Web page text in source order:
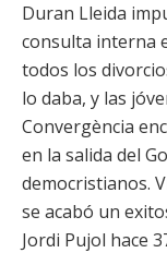
Duran Lleida
consulta interna
todos los
lo daba, y las
Convergència
en la salida del
democristianos.
se acabó un
Jordi Pujol hace